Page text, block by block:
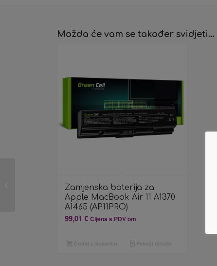
Možda će vam se također svidjeti…
Zamjenska baterija za
Apple MacBook Air 11 A1370
A1465 (AP11PRO)
99,01€ Cijena s PDV om